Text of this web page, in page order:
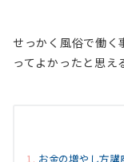
せっかく風俗で働く
ってよかったと思